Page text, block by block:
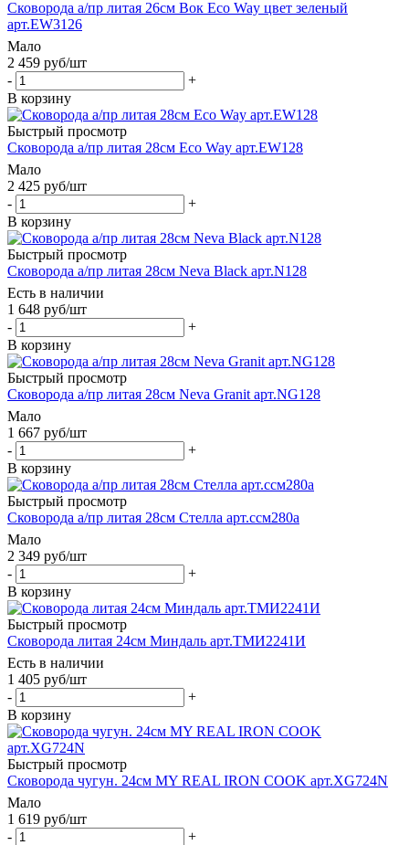
Сковорода a/пр литая 26см Вок Eco Way цвет зеленый
арт.EW3126
Мало
2 459 руб/шт
-
+
В корзину
Быстрый просмотр
Сковорода a/пр литая 28см Eco Way арт.EW128
Мало
2 425 руб/шт
-
+
В корзину
Быстрый просмотр
Сковорода a/пр литая 28см Neva Black арт.N128
Есть в наличии
1 648 руб/шт
-
+
В корзину
Быстрый просмотр
Сковорода a/пр литая 28см Neva Granit арт.NG128
Мало
1 667 руб/шт
-
+
В корзину
Быстрый просмотр
Сковорода a/пр литая 28см Стелла арт.ссм280а
Мало
2 349 руб/шт
-
+
В корзину
Быстрый просмотр
Сковорода литая 24см Миндаль арт.ТМИ2241И
Есть в наличии
1 405 руб/шт
-
+
В корзину
Быстрый просмотр
Сковорода чугун. 24см MY REAL IRON COOK арт.XG724N
Мало
1 619 руб/шт
-
+